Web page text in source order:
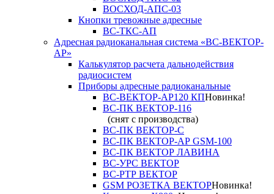
ВОСХОД-АПС-03
Кнопки тревожные адресные
ВС-ТКС-АП
Адресная радиоканальная система «ВС-ВЕКТОР-
АР»
Калькулятор расчета дальнодействия
радиосистем
Приборы адресные радиоканальные
ВС-ВЕКТОР-АР120 КПНовинка!
ВС-ПК ВЕКТОР-116
(снят с производства)
ВС-ПК ВЕКТОР-С
ВС-ПК ВЕКТОР-АР GSM-100
ВС-ПК ВЕКТОР ЛАВИНА
ВС-УРС ВЕКТОР
ВС-РТР ВЕКТОР
GSM РОЗЕТКА ВЕКТОРНовинка!